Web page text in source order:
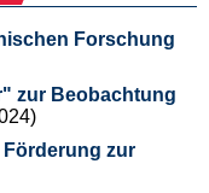
Forschung
zur Beobachtung
zur